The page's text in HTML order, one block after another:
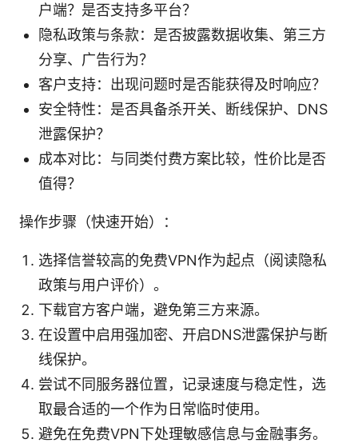
户端？是否支持多平台？
隐私政策与条款：是否披露数据收集、第三方
分享、广告行为？
客户支持：出现问题时是否能获得及时响应？
安全特性：是否具备杀开关、断线保护、DNS
泄露保护？
成本对比：与同类付费方案比较，性价比是否
值得？
操作步骤（快速开始）：
选择信誉较高的免费VPN作为起点（阅读隐私
政策与用户评价）。
下载官方客户端，避免第三方来源。
在设置中启用强加密、开启DNS泄露保护与断
线保护。
尝试不同服务器位置，记录速度与稳定性，选
取最合适的一个作为日常临时使用。
避免在免费VPN下处理敏感信息与金融事务。